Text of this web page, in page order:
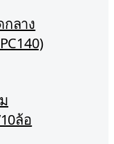
ลาง
ล้อ